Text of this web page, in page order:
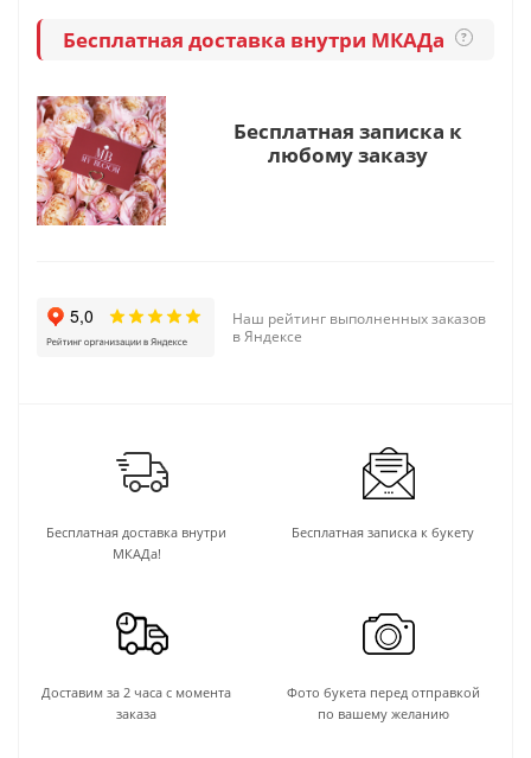
Бесплатная доставка внутри МКАДа ?
Бесплатная записка к
любому заказу
Наш рейтинг выполненных заказов
в Яндексе
Бесплатная доставка внутри
МКАДа!
Бесплатная записка к букету
Доставим за 2 часа с момента
заказа
Фото букета перед отправкой
по вашему желанию